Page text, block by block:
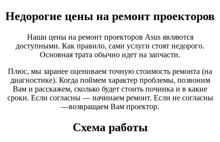
Недорогие цены на ремонт проекторов
Наши цены на ремонт проекторов Asus являются
доступными. Как правило, сами услуги стоят недорого.
Основная трата обычно идет на запчасти.
Плюс, мы заранее оцениваем точную стоимость ремонта (на
диагностике). Когда поймем характер проблемы, позвоним
Вам и расскажем, сколько будет стоить починка и в какие
сроки. Если согласны — начинаем ремонт. Если не согласны
—возвращаем Вам проектор.
Схема работы